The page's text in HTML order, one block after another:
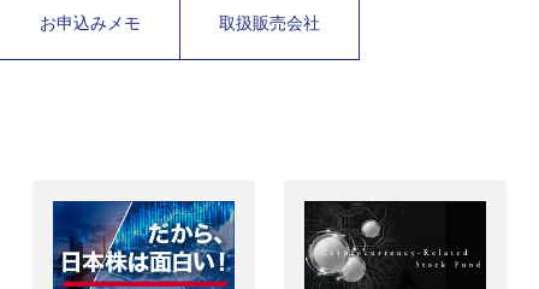
お申込みメモ 取扱販売会社